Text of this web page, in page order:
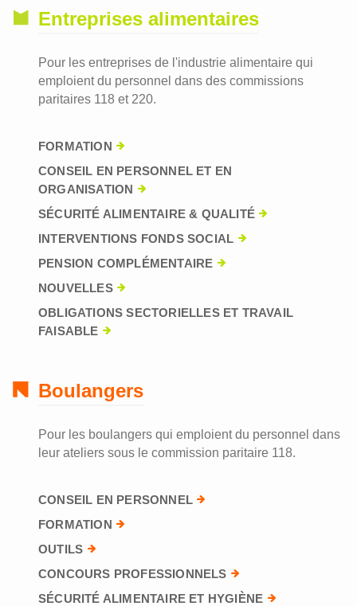
Entreprises alimentaires
Pour les entreprises de l'industrie alimentaire qui
emploient du personnel dans des commissions
paritaires 118 et 220.
FORMATION
CONSEIL EN PERSONNEL ET EN
ORGANISATION
SÉCURITÉ ALIMENTAIRE & QUALITÉ
INTERVENTIONS FONDS SOCIAL
PENSION COMPLÉMENTAIRE
NOUVELLES
OBLIGATIONS SECTORIELLES ET TRAVAIL
FAISABLE
Boulangers
Pour les boulangers qui emploient du personnel dans
leur ateliers sous le commission paritaire 118.
CONSEIL EN PERSONNEL
FORMATION
OUTILS
CONCOURS PROFESSIONNELS
SÉCURITÉ ALIMENTAIRE ET HYGIÈNE